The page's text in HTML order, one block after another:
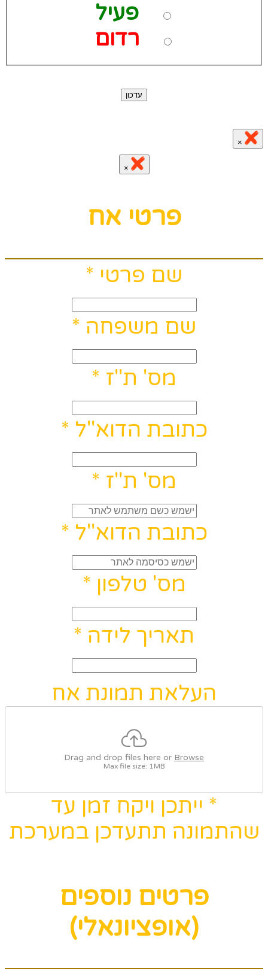
פעיל
רדום
עדכון
×
×
פרטי אח
שם פרטי *
שם משפחה *
מס' ת"ז *
כתובת הדוא"ל *
מס' ת"ז *
כתובת הדוא"ל *
מס' טלפון *
תאריך לידה *
העלאת תמונת אח
Drag and drop files here or Browse
Max file size: 1MB
* ייתכן ויקח זמן עד
שהתמונה תתעדכן במערכת
פרטים נוספים
(אופציונאלי)